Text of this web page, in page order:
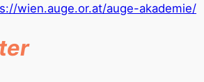
wien.auge.or.at/auge-akademie/